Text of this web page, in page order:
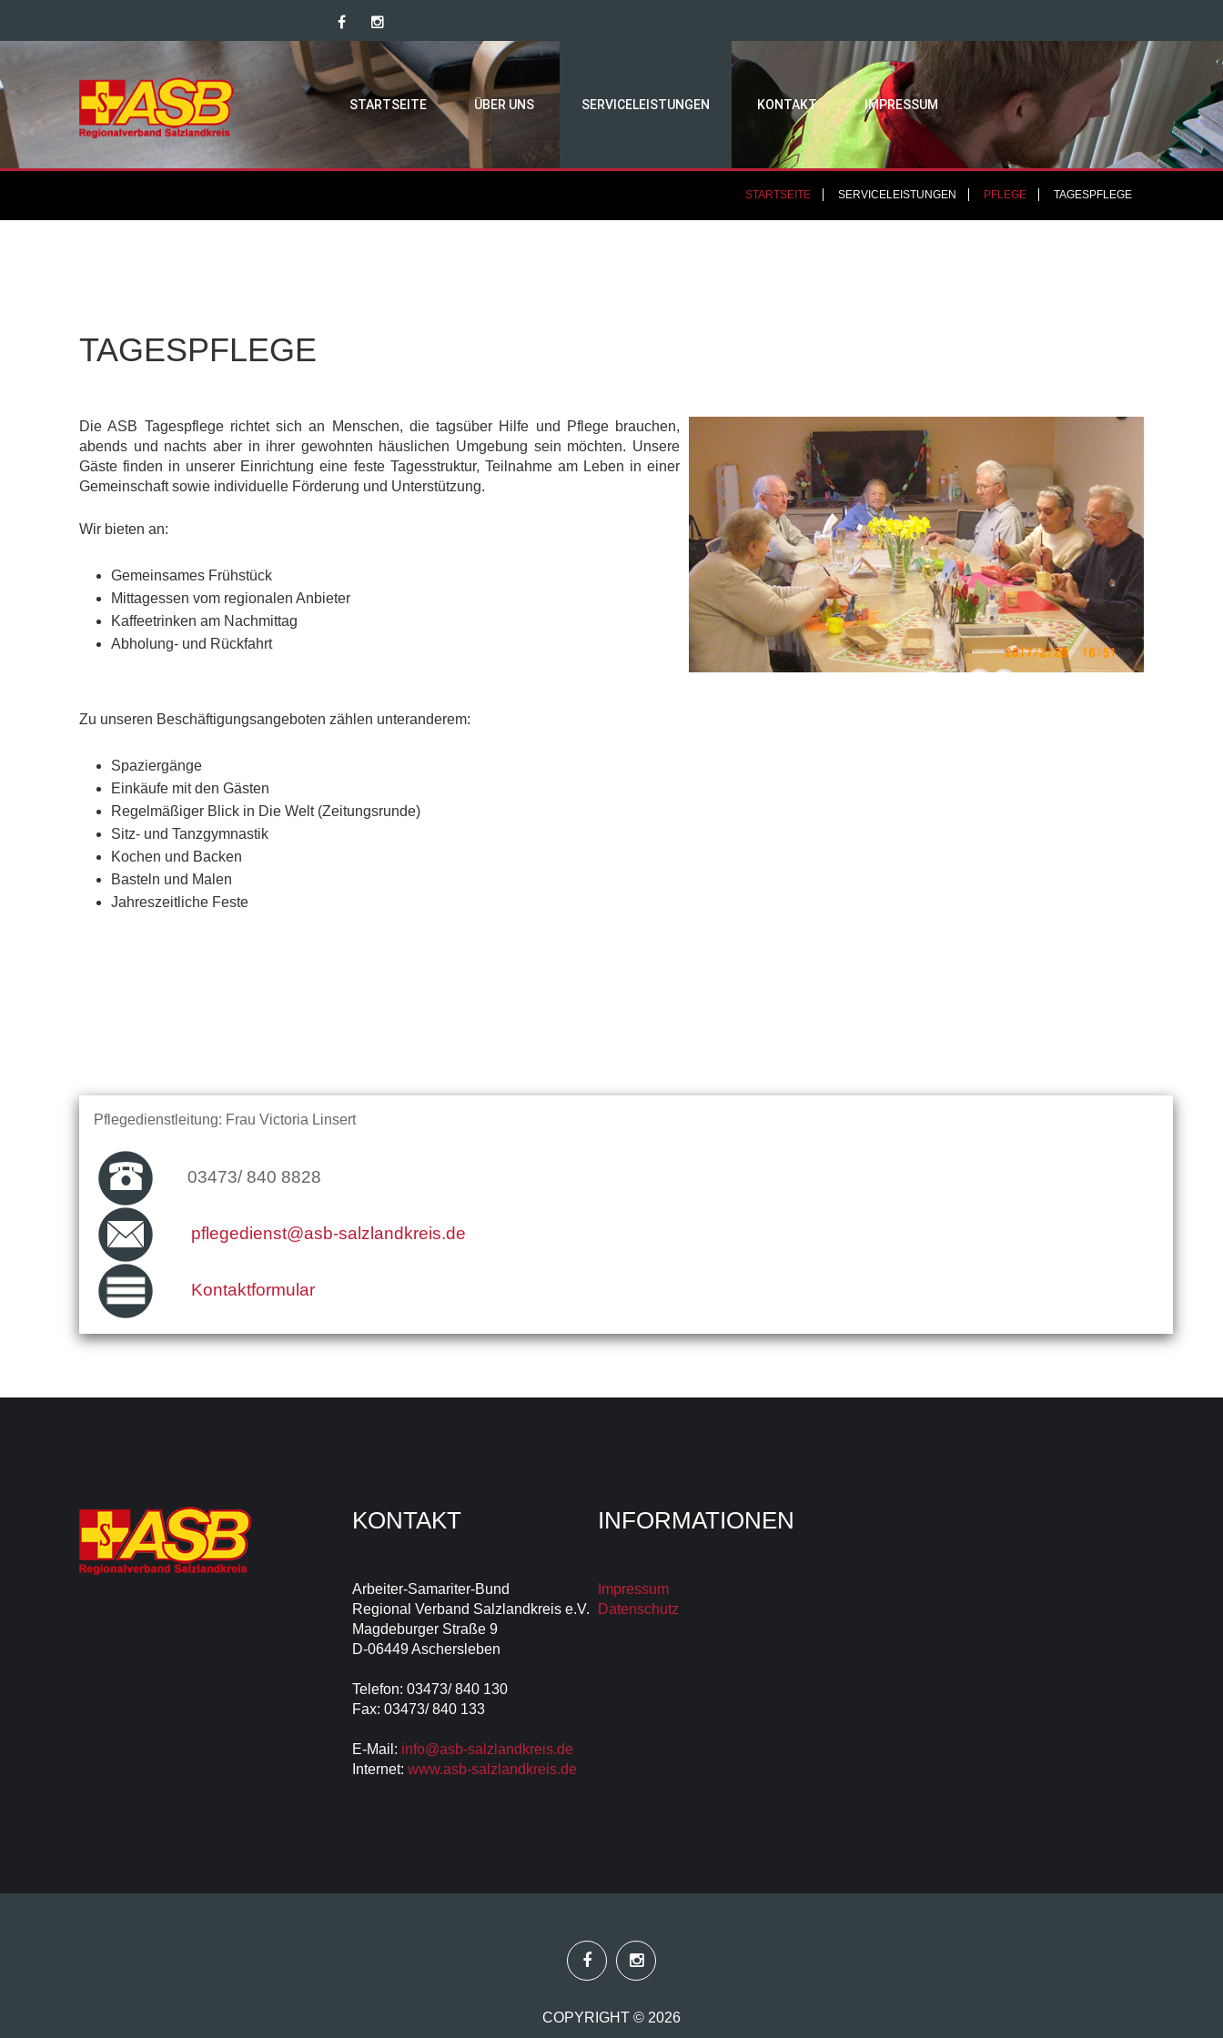
STARTSEITE ÜBER UNS SERVICELEISTUNGEN KONTAKT IMPRESSUM
STARTSEITE SERVICELEISTUNGEN PFLEGE TAGESPFLEGE
TAGESPFLEGE
Die ASB Tagespflege richtet sich an Menschen, die tagsüber Hilfe und Pflege brauchen,
abends und nachts aber in ihrer gewohnten häuslichen Umgebung sein möchten. Unsere
Gäste finden in unserer Einrichtung eine feste Tagesstruktur, Teilnahme am Leben in einer
Gemeinschaft sowie individuelle Förderung und Unterstützung.
Wir bieten an:
Gemeinsames Frühstück
Mittagessen vom regionalen Anbieter
Kaffeetrinken am Nachmittag
Abholung- und Rückfahrt
Zu unseren Beschäftigungsangeboten zählen unteranderem:
Spaziergänge
Einkäufe mit den Gästen
Regelmäßiger Blick in Die Welt (Zeitungsrunde)
Sitz- und Tanzgymnastik
Kochen und Backen
Basteln und Malen
Jahreszeitliche Feste
Pflegedienstleitung: Frau Victoria Linsert
03473/ 840 8828
pflegedienst@asb-salzlandkreis.de
Kontaktformular
KONTAKT
Arbeiter-Samariter-Bund
Regional Verband Salzlandkreis e.V.
Magdeburger Straße 9
D-06449 Aschersleben
Telefon: 03473/ 840 130
Fax: 03473/ 840 133
E-Mail: info@asb-salzlandkreis.de
Internet: www.asb-salzlandkreis.de
INFORMATIONEN
Impressum
Datenschutz
COPYRIGHT © 2026